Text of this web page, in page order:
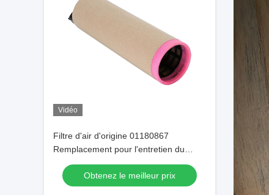
Vidéo
Filtre d'air d'origine 01180867
Remplacement pour l'entretien du
moteur diesel Deutz
Obtenez le meilleur prix